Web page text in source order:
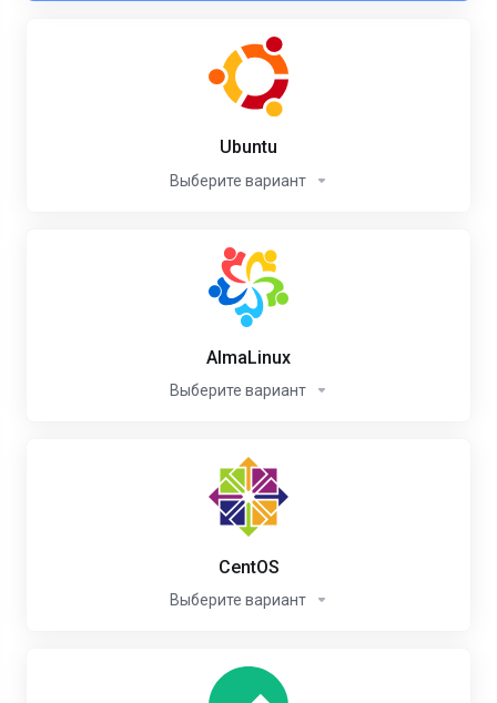
Ubuntu
Выберите вариант
AlmaLinux
Выберите вариант
CentOS
Выберите вариант